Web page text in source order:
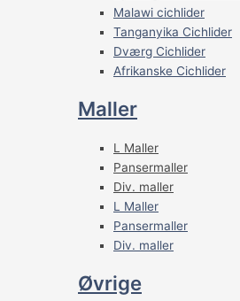
Malawi cichlider
Tanganyika Cichlider
Dværg Cichlider
Afrikanske Cichlider
Maller
L Maller
Pansermaller
Div. maller
L Maller
Pansermaller
Div. maller
Øvrige